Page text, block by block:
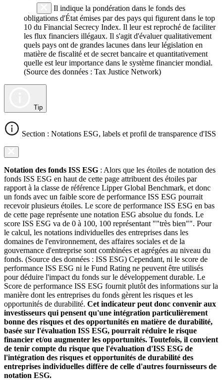
Il indique la pondération dans le fonds des
obligations d'État émises par des pays qui figurent dans le top
10 du Financial Secrecy Index. Il leur est reproché de faciliter
les flux financiers illégaux. Il s'agit d'évaluer qualitativement
quels pays ont de grandes lacunes dans leur législation en
matière de fiscalité et de secret bancaire et quantitativement
quelle est leur importance dans le système financier mondial.
(Source des données : Tax Justice Network)
Tip
Section : Notations ESG, labels et profil de transparence d'ISS
Notation des fonds ISS ESG : Alors que les étoiles de notation des
fonds ISS ESG en haut de cette page attribuent des étoiles par
rapport à la classe de référence Lipper Global Benchmark, et donc
un fonds avec un faible score de performance ISS ESG pourrait
recevoir plusieurs étoiles. Le score de performance ISS ESG en bas
de cette page représente une notation ESG absolue du fonds. Le
score ISS ESG va de 0 à 100, 100 représentant ""très bien"". Pour
le calcul, les notations individuelles des entreprises dans les
domaines de l'environnement, des affaires sociales et de la
gouvernance d'entreprise sont combinées et agrégées au niveau du
fonds. (Source des données : ISS ESG) Cependant, ni le score de
performance ISS ESG ni le Fund Rating ne peuvent être utilisés
pour déduire l'impact du fonds sur le développement durable. Le
Score de performance ISS ESG fournit plutôt des informations sur la
manière dont les entreprises du fonds gèrent les risques et les
opportunités de durabilité. Cet indicateur peut donc convenir aux
investisseurs qui pensent qu'une intégration particulièrement
bonne des risques et des opportunités en matière de durabilité,
basée sur l'évaluation ISS ESG, pourrait réduire le risque
financier et/ou augmenter les opportunités. Toutefois, il convient
de tenir compte du risque que l'évaluation d'ISS ESG de
l'intégration des risques et opportunités de durabilité des
entreprises individuelles diffère de celle d'autres fournisseurs de
notation ESG.